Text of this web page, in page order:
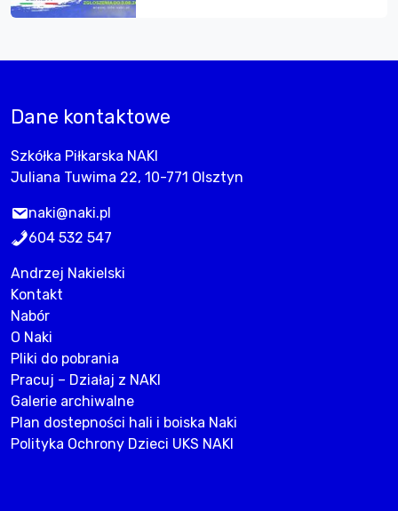
Dane kontaktowe
Szkółka Piłkarska NAKI
Juliana Tuwima 22, 10-771 Olsztyn
naki@naki.pl
604 532 547
Andrzej Nakielski
Kontakt
Nabór
O Naki
Pliki do pobrania
Pracuj – Działaj z NAKI
Galerie archiwalne
Plan dostepności hali i boiska Naki
Polityka Ochrony Dzieci UKS NAKI